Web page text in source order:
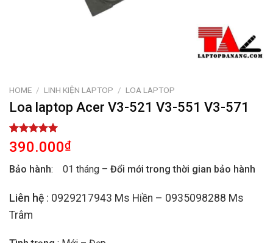
HOME / LINH KIỆN LAPTOP / LOA LAPTOP
Loa laptop Acer V3-521 V3-551 V3-571
Rated
5.00
out of 5
1
customer
390.000₫
Bảo hành: 01 tháng – Đổi mới trong thời gian bảo hành
Liên hệ : 0929217943 Ms Hiền – 0935098288 Ms
Trâm